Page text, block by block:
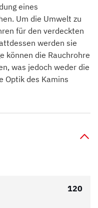
eines
Um die Umwelt zu
für den verdeckten
werden sie
können die Rauchrohre
was jedoch weder die
Optik des Kamins
120